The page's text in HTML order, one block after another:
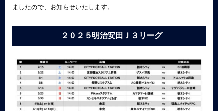
ましたので、お知らせいたします。
２０２５明治安田Ｊ３リーグ